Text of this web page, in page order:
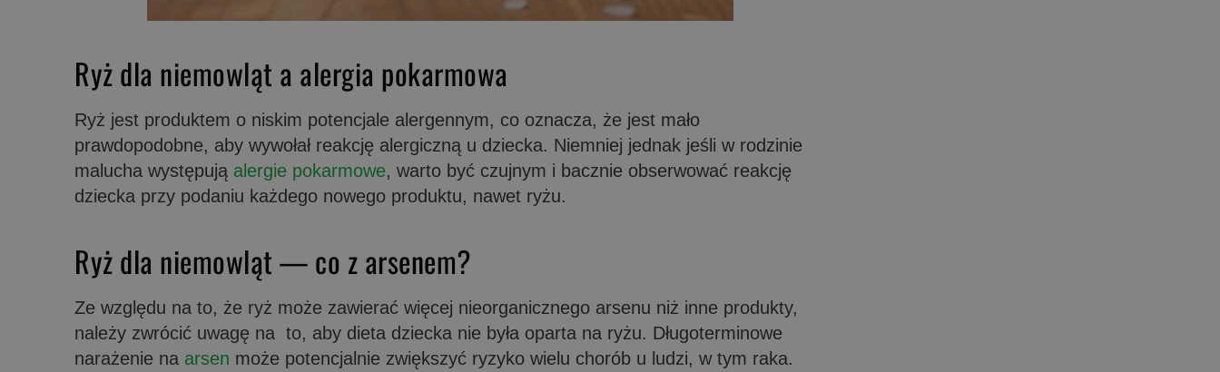
Ryż dla niemowląt a alergia pokarmowa
Ryż jest produktem o niskim potencjale alergennym, co oznacza, że jest mało
prawdopodobne, aby wywołał reakcję alergiczną u dziecka. Niemniej jednak jeśli w rodzinie
malucha występują alergie pokarmowe, warto być czujnym i bacznie obserwować reakcję
dziecka przy podaniu każdego nowego produktu, nawet ryżu.
Ryż dla niemowląt — co z arsenem?
Ze względu na to, że ryż może zawierać więcej nieorganicznego arsenu niż inne produkty,
należy zwrócić uwagę na to, aby dieta dziecka nie była oparta na ryżu. Długoterminowe
narażenie na arsen może potencjalnie zwiększyć ryzyko wielu chorób u ludzi, w tym raka.